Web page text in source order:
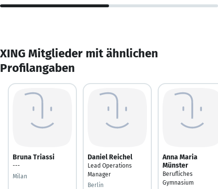
XING Mitglieder mit ähnlichen
Profilangaben
Bruna Triassi
---
Milan
Daniel Reichel
Lead Operations
Manager
Berlin
Anna Maria
Münster
Berufliches
Gymnasium